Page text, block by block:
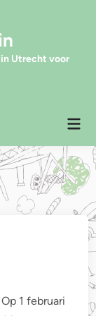
Utrecht voor
1 februari